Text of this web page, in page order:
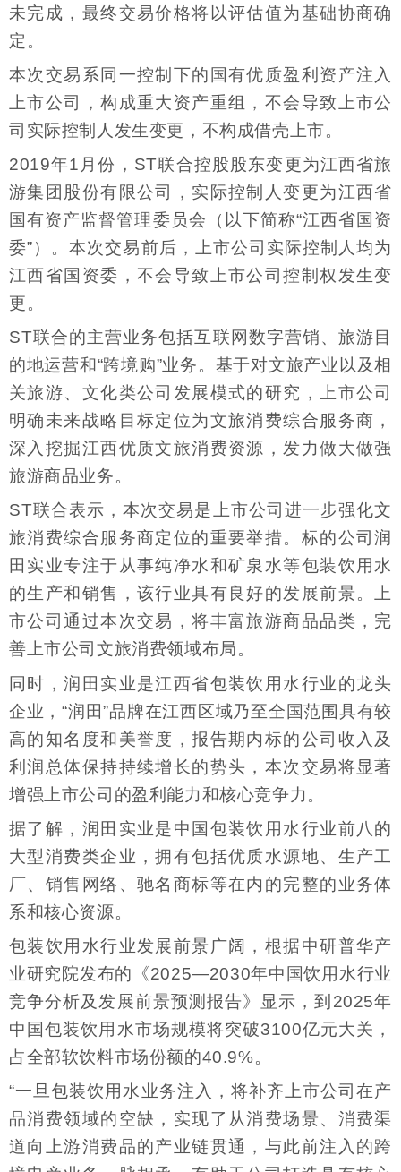
未完成，最终交易价格将以评估值为基础协商确
定。
本次交易系同一控制下的国有优质盈利资产注入
上市公司，构成重大资产重组，不会导致上市公
司实际控制人发生变更，不构成借壳上市。
2019年1月份，ST联合控股股东变更为江西省旅
游集团股份有限公司，实际控制人变更为江西省
国有资产监督管理委员会（以下简称“江西省国资
委”）。本次交易前后，上市公司实际控制人均为
江西省国资委，不会导致上市公司控制权发生变
更。
ST联合的主营业务包括互联网数字营销、旅游目
的地运营和“跨境购”业务。基于对文旅产业以及相
关旅游、文化类公司发展模式的研究，上市公司
明确未来战略目标定位为文旅消费综合服务商，
深入挖掘江西优质文旅消费资源，发力做大做强
旅游商品业务。
ST联合表示，本次交易是上市公司进一步强化文
旅消费综合服务商定位的重要举措。标的公司润
田实业专注于从事纯净水和矿泉水等包装饮用水
的生产和销售，该行业具有良好的发展前景。上
市公司通过本次交易，将丰富旅游商品品类，完
善上市公司文旅消费领域布局。
同时，润田实业是江西省包装饮用水行业的龙头
企业，“润田”品牌在江西区域乃至全国范围具有较
高的知名度和美誉度，报告期内标的公司收入及
利润总体保持持续增长的势头，本次交易将显著
增强上市公司的盈利能力和核心竞争力。
据了解，润田实业是中国包装饮用水行业前八的
大型消费类企业，拥有包括优质水源地、生产工
厂、销售网络、驰名商标等在内的完整的业务体
系和核心资源。
包装饮用水行业发展前景广阔，根据中研普华产
业研究院发布的《2025—2030年中国饮用水行业
竞争分析及发展前景预测报告》显示，到2025年
中国包装饮用水市场规模将突破3100亿元大关，
占全部软饮料市场份额的40.9%。
“一旦包装饮用水业务注入，将补齐上市公司在产
品消费领域的空缺，实现了从消费场景、消费渠
道向上游消费品的产业链贯通，与此前注入的跨